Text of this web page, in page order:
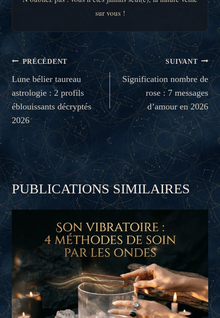
sur vous !
NAVIGATION
DE
L’ARTICLE
PRÉCÉDENT
Lune bélier taureau
astrologie : 2 profils
éblouissants décryptés
2026
SUIVANT
Signification nombre de
rose : 7 messages
d’amour en 2026
PUBLICATIONS SIMILAIRES